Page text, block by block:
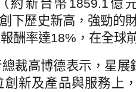
約新台幣 1859.1億
創下歷史新高，強勁的
酬率達18% ，在全球
裁高博德表示， 星展
創新及產品與服務上